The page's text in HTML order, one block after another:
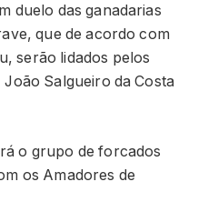
duelo das ganadarias
que de acordo com
serão lidados pelos
Salgueiro da Costa
o grupo de forcados
os Amadores de